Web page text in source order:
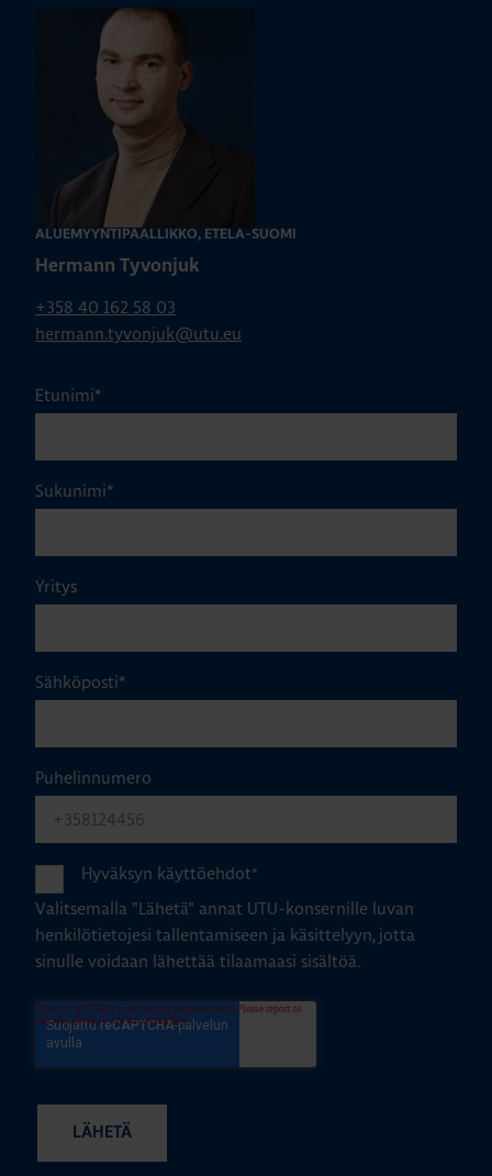
ALUEMYYNTIPÄÄLLIKKÖ, ETELÄ-SUOMI
Hermann Tyvonjuk
+358 40 162 58 03
hermann.tyvonjuk@utu.eu
Etunimi*
Sukunimi*
Yritys
Sähköposti*
Puhelinnumero
Hyväksyn käyttöehdot*
Valitsemalla "Lähetä" annat UTU-konsernille luvan
henkilötietojesi tallentamiseen ja käsittelyyn, jotta
sinulle voidaan lähettää tilaamaasi sisältöä.